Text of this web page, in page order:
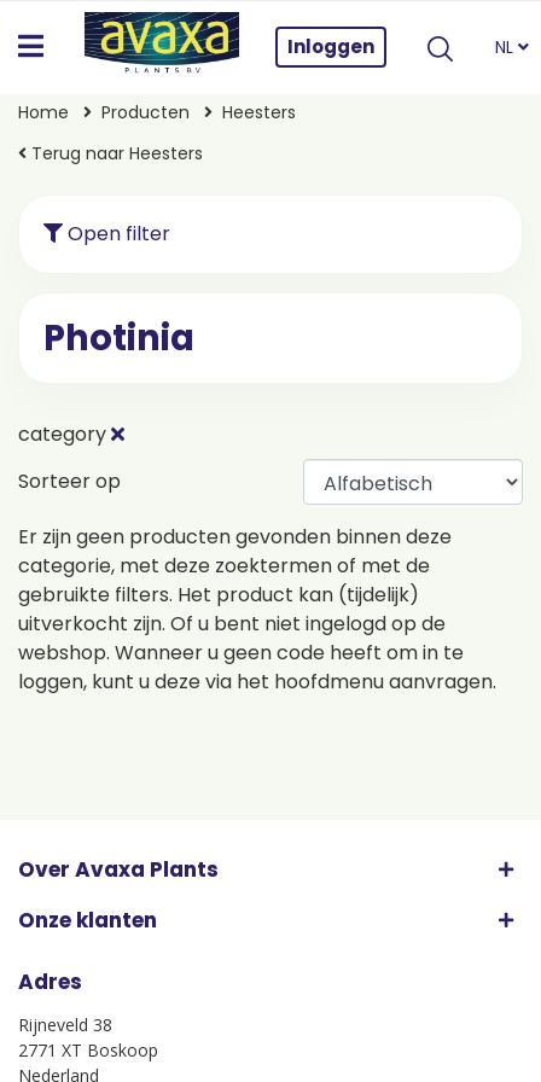
Inloggen NL
Home Producten
Heesters
Terug naar Heesters
Open filter
Photinia
category
Sorteer op
Er zijn geen producten gevonden binnen deze
categorie, met deze zoektermen of met de
gebruikte filters. Het product kan (tijdelijk)
uitverkocht zijn. Of u bent niet ingelogd op de
webshop. Wanneer u geen code heeft om in te
loggen, kunt u deze via het hoofdmenu aanvragen.
Over Avaxa Plants
Onze klanten
Adres
Rijneveld 38
2771 XT Boskoop
Nederland